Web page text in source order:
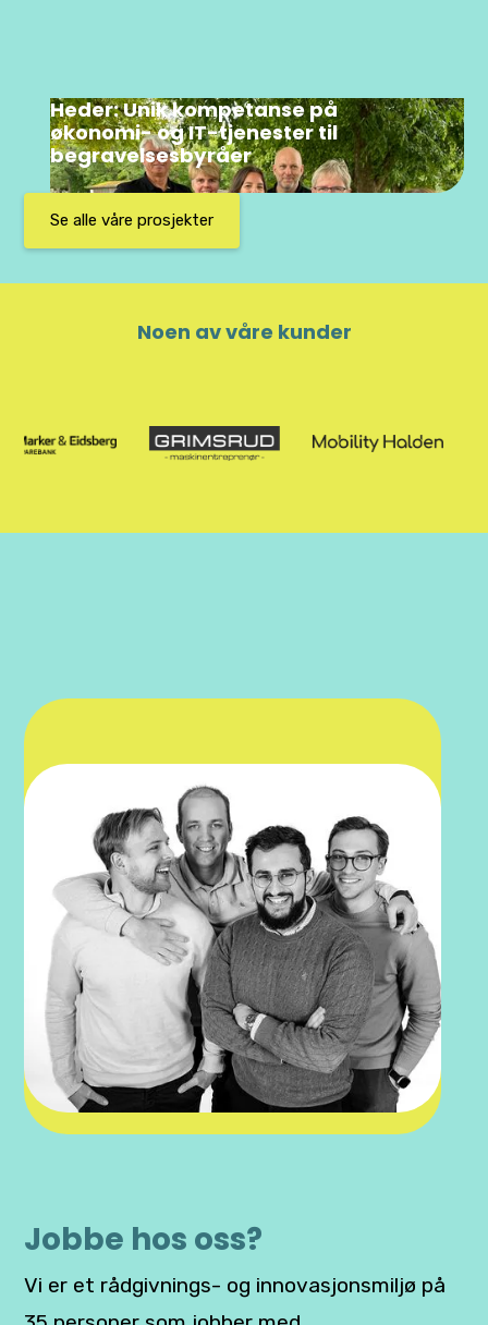
Heder: Unik kompetanse på
økonomi- og IT-tjenester til
begravelsesbyråer
Se alle våre prosjekter
Noen av våre kunder
Jobbe hos oss?
Vi er et rådgivnings- og innovasjonsmiljø på